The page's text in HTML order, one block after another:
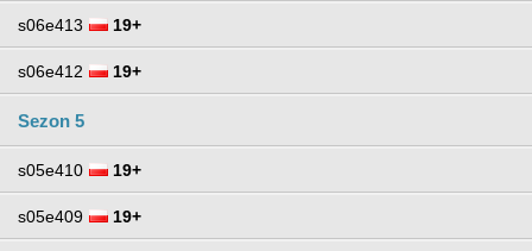
s06e413 19+
s06e412 19+
Sezon 5
s05e410 19+
s05e409 19+